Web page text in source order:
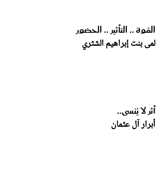
القوة .. التأثير .. الحضور
لمى بنت إبراهيم الشثري
أثر لا يُنسى..
أبرار آل عثمان